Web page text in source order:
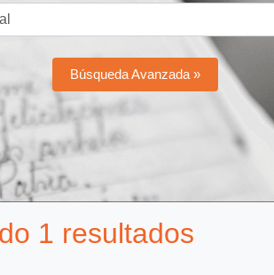
Búsqueda Avanzada »
1 resultados